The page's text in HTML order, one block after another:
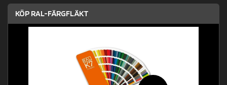
KÖP RAL-FÄRGFLÄKT